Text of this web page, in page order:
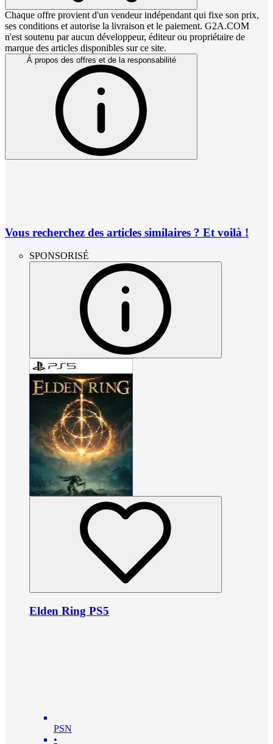
Chaque offre provient d'un vendeur indépendant qui fixe son prix,
ses conditions et autorise la livraison et le paiement. G2A.COM
n'est soutenu par aucun développeur, éditeur ou propriétaire de
marque des articles disponibles sur ce site.
À propos des offres et de la responsabilité
Vous recherchez des articles similaires ? Et voilà !
SPONSORISÉ
Elden Ring PS5
PSN
•